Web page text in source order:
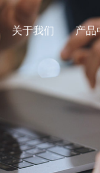
关于我们 产品